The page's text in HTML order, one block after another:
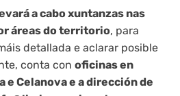
a cabo xuntanzas nas
áreas do territorio, para
detallada e aclarar posible
conta con oficinas en
e Celanova e a dirección de